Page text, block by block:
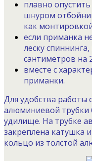
плавно
шнуром
как
если приманка
леску
сантиметров на
вместе с
приманки.
Для удобства работы с
алюминиевой трубки
удилище. На трубке
закреплена катушка
кольцо из толстой